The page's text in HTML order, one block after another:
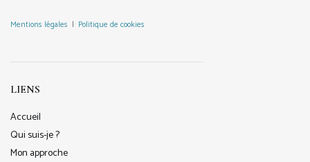
Mentions légales | Politique de cookies
LIENS
Accueil
Qui suis-je ?
Mon approche